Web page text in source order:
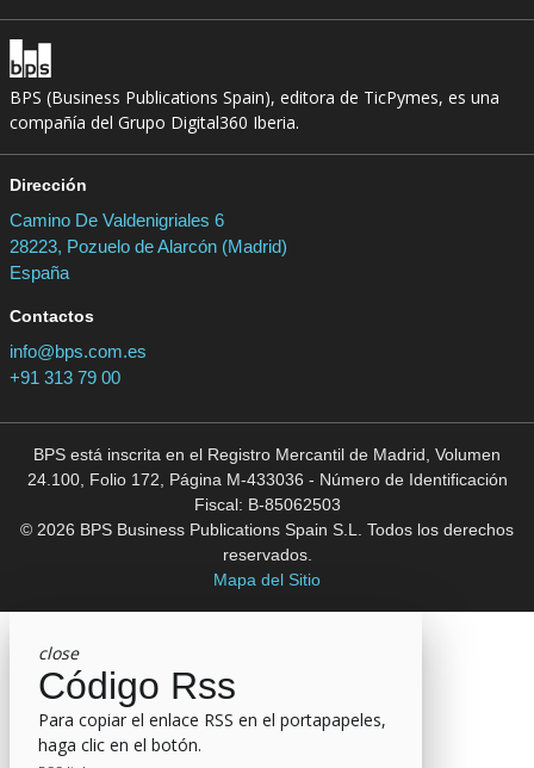
BPS (Business Publications Spain), editora de TicPymes, es una
compañía del Grupo Digital360 Iberia.
Dirección
Camino De Valdenigriales 6
28223, Pozuelo de Alarcón (Madrid)
España
Contactos
info@bps.com.es
+91 313 79 00
BPS está inscrita en el Registro Mercantil de Madrid, Volumen
24.100, Folio 172, Página M-433036 - Número de Identificación
Fiscal: B-85062503
© 2026 BPS Business Publications Spain S.L. Todos los derechos
reservados.
Mapa del Sitio
close
Código Rss
Para copiar el enlace RSS en el portapapeles,
haga clic en el botón.